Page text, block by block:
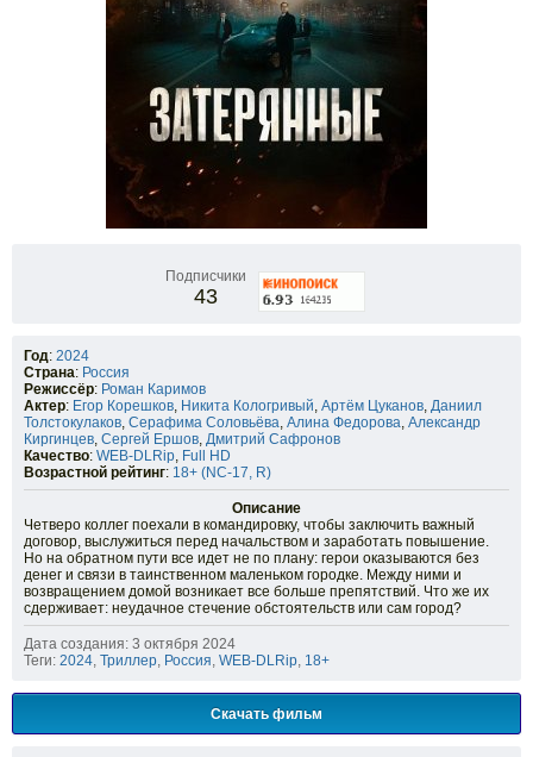
Подписчики
43
Год: 2024
Страна: Россия
Режиссёр: Роман Каримов
Актер: Егор Корешков, Никита Кологривый, Артём Цуканов, Даниил
Толстокулаков, Серафима Соловьёва, Алина Федорова, Александр
Киргинцев, Сергей Ершов, Дмитрий Сафронов
Качество: WEB-DLRip, Full HD
Возрастной рейтинг: 18+ (NC-17, R)
Описание
Четверо коллег поехали в командировку, чтобы заключить важный
договор, выслужиться перед начальством и заработать повышение.
Но на обратном пути все идет не по плану: герои оказываются без
денег и связи в таинственном маленьком городке. Между ними и
возвращением домой возникает все больше препятствий. Что же их
сдерживает: неудачное стечение обстоятельств или сам город?
Дата создания: 3 октября 2024
Теги: 2024, Триллер, Россия, WEB-DLRip, 18+
Скачать фильм